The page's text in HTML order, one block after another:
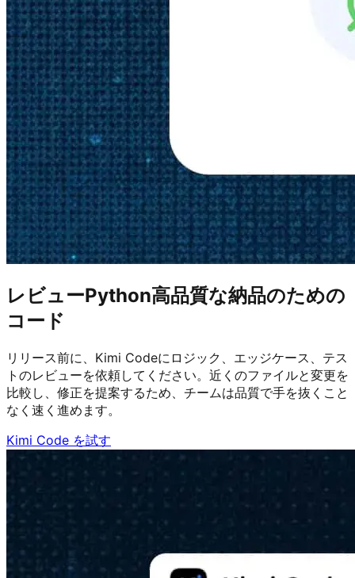
レビューPython高品質な納品のための
コード
リリース前に、Kimi Codeにロジック、エッジケース、テス
トのレビューを依頼してください。近くのファイルと変更を
比較し、修正を提案するため、チームは品質で手を抜くこと
なく速く進めます。
Kimi Code を試す